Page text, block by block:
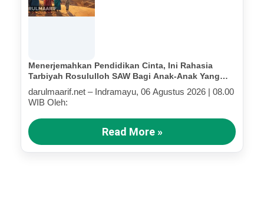
Menerjemahkan Pendidikan Cinta, Ini Rahasia
Tarbiyah Rosululloh SAW Bagi Anak-Anak Yang
Terluka (Bagian IV)
darulmaarif.net – Indramayu, 06 Agustus 2026 | 08.00
WIB Oleh:
Read More »